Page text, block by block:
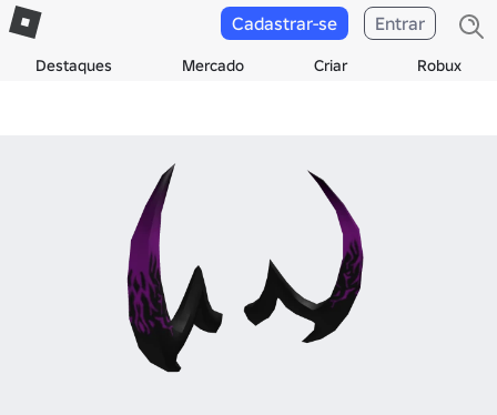
Destaques Mercado Criar Robux
Cadastrar-se Entrar